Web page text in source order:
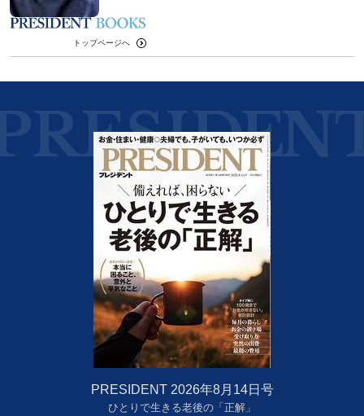
トップページへ
PRESIDENT 2026年8月14日号
ひとりで生きる老後の「正解」